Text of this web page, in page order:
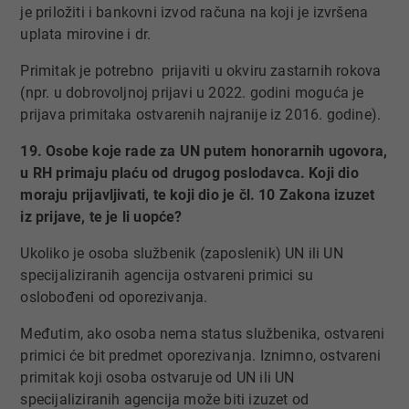
je priložiti i bankovni izvod računa na koji je izvršena
uplata mirovine i dr.
Primitak je potrebno prijaviti u okviru zastarnih rokova
(npr. u dobrovoljnoj prijavi u 2022. godini moguća je
prijava primitaka ostvarenih najranije iz 2016. godine).
19. Osobe koje rade za UN putem honorarnih ugovora,
u RH primaju plaću od drugog poslodavca. Koji dio
moraju prijavljivati, te koji dio je čl. 10 Zakona izuzet
iz prijave, te je li uopće?
Ukoliko je osoba službenik (zaposlenik) UN ili UN
specijaliziranih agencija ostvareni primici su
oslobođeni od oporezivanja.
Međutim, ako osoba nema status službenika, ostvareni
primici će bit predmet oporezivanja. Iznimno, ostvareni
primitak koji osoba ostvaruje od UN ili UN
specijaliziranih agencija može biti izuzet od